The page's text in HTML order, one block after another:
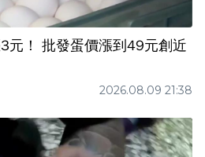
元！ 批發蛋價漲到49元創近
2026.08.09 21:38